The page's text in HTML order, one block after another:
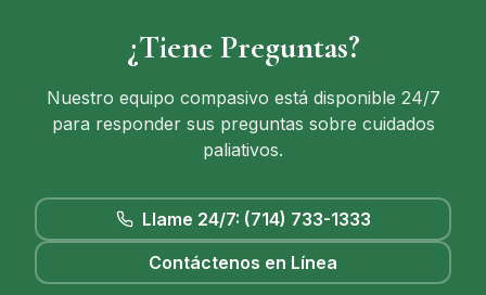
¿Tiene Preguntas?
Nuestro equipo compasivo está disponible 24/7
para responder sus preguntas sobre cuidados
paliativos.
Llame 24/7: (714) 733-1333
Contáctenos en Línea